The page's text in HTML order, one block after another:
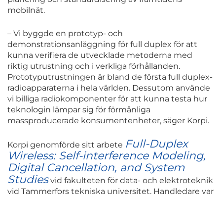
mobilnät.
– Vi byggde en prototyp- och
demonstrationsanläggning för full duplex för att
kunna verifiera de utvecklade metoderna med
riktig utrustning och i verkliga förhållanden.
Prototyputrustningen är bland de första full duplex-
radioapparaterna i hela världen. Dessutom använde
vi billiga radiokomponenter för att kunna testa hur
teknologin lämpar sig för förmånliga
massproducerade konsumentenheter, säger Korpi.
Korpi genomförde sitt arbete Full-Duplex
Wireless: Self-interference Modeling,
Digital Cancellation, and System
Studiesvid fakulteten för data- och elektroteknik
vid Tammerfors tekniska universitet. Handledare var